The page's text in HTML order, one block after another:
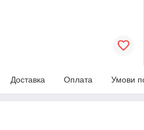
Доставка Оплата Умови